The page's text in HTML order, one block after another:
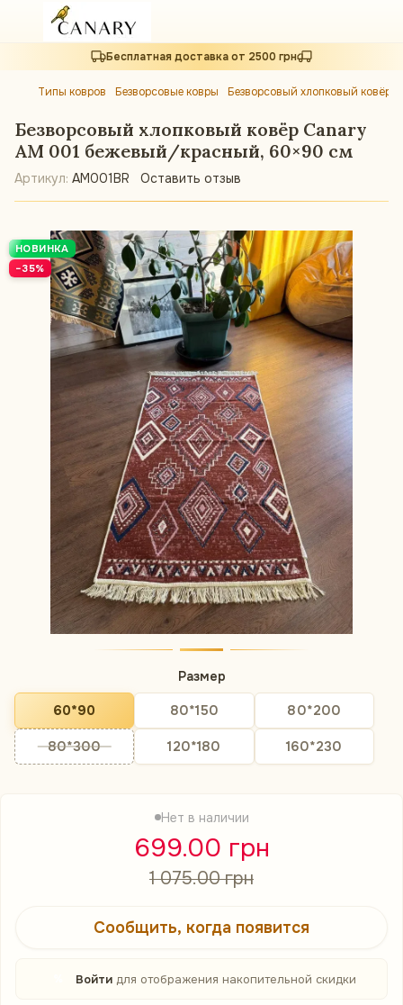
Бесплатная доставка от 2500 грн
Типы ковров Безворсовые ковры Безворсовый хлопковый
Безворсовый хлопковый ковёр Canary
AM 001 бежевый/красный, 60×90 см
Артикул: AM001BR Оставить отзыв
НОВИНКА
−35%
Размер
60*90 80*150
80*200
80*300
120*180 160*230
Нет в наличии
699.00 грн
1 075.00 грн
Сообщить, когда появится
Войти для отображения накопительной скидки